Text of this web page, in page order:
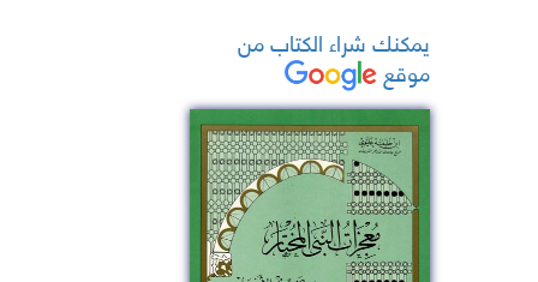
يمكنك شراء الكتاب من
موقع